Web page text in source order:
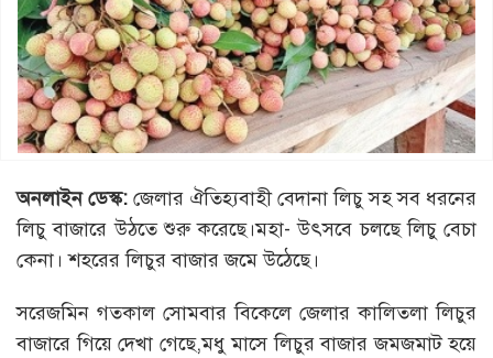
অনলাইন ডেস্ক: জেলার ঐতিহ্যবাহী বেদানা লিচু সহ সব ধরনের
লিচু বাজারে উঠতে শুরু করেছে।মহা- উৎসবে চলছে লিচু বেচা
কেনা। শহরের লিচুর বাজার জমে উঠেছে।
সরেজমিন গতকাল সোমবার বিকেলে জেলার কালিতলা লিচুর
বাজারে গিয়ে দেখা গেছে,মধু মাসে লিচুর বাজার জমজমাট হয়ে